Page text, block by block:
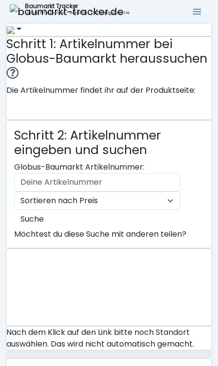
Baumarkt Tracker
Lokale Filialsuche - ideal für Tiefpreisgarantie
Schritt 1: Artikelnummer bei
Globus-Baumarkt heraussuchen
Die Artikelnummer findet ihr auf der Produktseite:
Schritt 2: Artikelnummer
eingeben und suchen
Globus-Baumarkt Artikelnummer:
Suche
Möchtest du diese Suche mit anderen teilen?
Nach dem Klick auf den Link bitte noch Standort
auswählen. Das wird nicht automatisch gemacht.